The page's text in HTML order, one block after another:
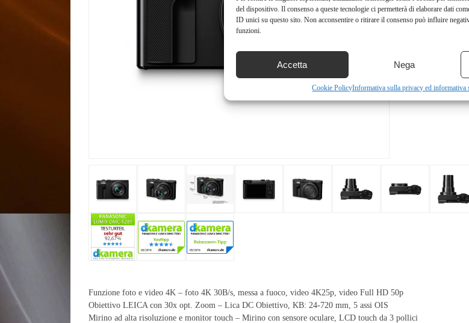
del dispositivo. Il consenso a queste tecnologie ci permetterà di elaborare dati
ID unici su questo sito. Non acconsentire o ritirare il consenso può influire
funzioni.
Accetta Nega
Cookie PolicyInformativa sulla privacy ed informativa
Funzione foto e video 4K – foto 4K 30B/s, messa a fuoco, video 4K25p, video Full HD 50p
Obiettivo LEICA con 30x opt. Zoom – Lica DC Obiettivo, KB: 24-720 mm, 5 assi OIS
Mirino ad alta risoluzione e monitor touch – Mirino con sensore oculare, LCD touch da 3 pollici